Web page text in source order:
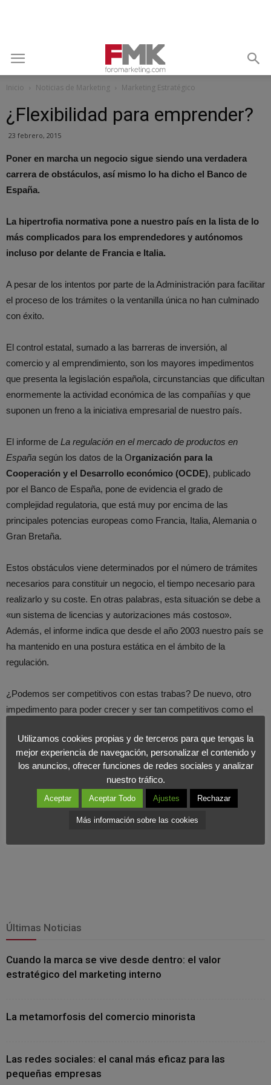
Inicio Noticias de Marketing Marketing Estratégico
¿Flexibilidad para emprender?
23 febrero, 2015
Poner en marcha un negocio sigue siendo una verdadera
carrera de obstáculos, así mismo lo ha dicho el Banco de
España.
La hipertrofia normativa pone a nuestro país en la lista de lo
más complicados para los emprendedores y autónomos
incluso por delante de Francia e Italia.
A pesar de los intentos por parte de la Administración para facilitar
el proceso de los trámites o la ventanilla única no han culminado
con éxito.
El control estatal, sumado a las barreras de inversión, al
comercio y al emprendimiento, son los mayores impedimentos
que presenta la legislación española, circunstancias que dificultan
enormemente la actividad económica de las compañías y que
suponen un freno a la iniciativa empresarial de nuestro país.
El informe de La regulación en el mercado de productos en
España según los datos de la Organización para la
Cooperación y el Desarrollo económico (OCDE), publicado
por el Banco de España, pone de evidencia el grado de
complejidad regulatoria, que está muy por encima de las
principales potencias europeas como Francia, Italia, Alemania o
Gran Bretaña.
Estos obstáculos viene determinados por el número de trámites
necesarios para constituir un negocio, el tiempo necesario para
realizarlo y su coste. En otras palabras, esta situación se debe a
«un sistema de licencias y autorizaciones más costoso».
Además, el informe indica que desde el año 2003 nuestro país se
ha mantenido en una postura estática en el ámbito de la
regulación.
¿Podemos ser competitivos con estas trabas? De nuevo, otro
impedimento para poder crecer y ser tan competitivos como el
Últimas Noticias
Cuando la marca se vive desde dentro: el valor
estratégico del marketing interno
La metamorfosis del comercio minorista
Las redes sociales: el canal más eficaz para las
pequeñas empresas
Utilizamos cookies propias y de terceros para que tengas la
mejor experiencia de navegación, personalizar el contenido y
los anuncios, ofrecer funciones de redes sociales y analizar
nuestro tráfico.
Aceptar Aceptar Todo Ajustes Rechazar
Más información sobre las cookies